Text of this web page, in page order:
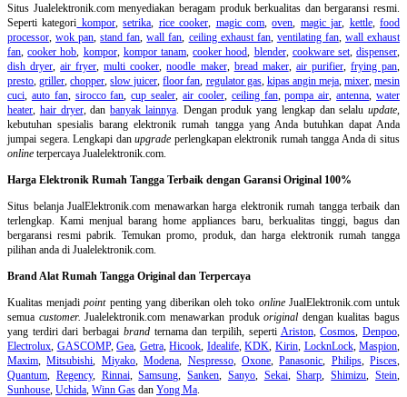
Situs Jualelektronik.com menyediakan beragam produk berkualitas dan bergaransi resmi.
Seperti kategori kompor,setrika, rice cooker, magic com,oven, magic jar, kettle,food
processor,wok pan,stand fan,wall fan, ceiling exhaust fan, ventilating fan, wall exhaust
fan,cooker hob, kompor, kompor tanam,cooker hood, blender, cookware set,dispenser,
dish dryer,air fryer,multi cooker,noodle maker, bread maker, air purifier, frying pan,
presto,griller,chopper,slow juicer,floor fan, regulator gas, kipas angin meja, mixer,mesin
cuci, auto fan, sirocco fan,cup sealer,air cooler, ceiling fan,pompa air,antenna,water
heater, hair dryer, dan banyak lainnya. Dengan produk yang lengkap dan selalu update,
kebutuhan spesialis barang elektronik rumah tangga yang Anda butuhkan dapat Anda
jumpai segera. Lengkapi danupgrade perlengkapan elektronik rumah tangga Anda di situs
online terpercaya Jualelektronik.com.
Harga Elektronik Rumah Tangga Terbaik dengan Garansi Original 100%
Situs belanjaJualElektronik.com menawarkan harga elektronik rumah tangga terbaik dan
terlengkap. Kami menjual barang home appliances baru, berkualitas tinggi, bagus dan
bergaransi resmi pabrik. Temukan promo, produk, dan harga elektronik rumah tangga
pilihan anda di Jualelektronik.com.
Brand Alat Rumah Tangga Original dan Terpercaya
Kualitas menjadipointpenting yang diberikan oleh toko onlineJualElektronik.com untuk
semua customer. Jualelektronik.com menawarkan produkoriginal dengan kualitas bagus
yang terdiri dari berbagai brandternama dan terpilih, seperti Ariston,Cosmos,Denpoo,
Electrolux, GASCOMP,Gea, Getra,Hicook, Idealife,KDK, Kirin, LocknLock,Maspion,
Maxim,Mitsubishi, Miyako,Modena, Nespresso, Oxone,Panasonic, Philips, Pisces,
Quantum, Regency, Rinnai,Samsung,Sanken, Sanyo, Sekai,Sharp,Shimizu,Stein,
Sunhouse, Uchida, Winn Gas dan Yong Ma.